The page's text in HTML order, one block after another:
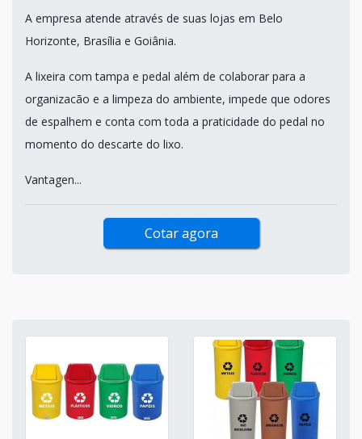
A empresa atende através de suas lojas em Belo
Horizonte, Brasília e Goiânia.
A lixeira com tampa e pedal além de colaborar para a
organizacão e a limpeza do ambiente, impede que odores
de espalhem e conta com toda a praticidade do pedal no
momento do descarte do lixo.
Vantagen...
Cotar agora